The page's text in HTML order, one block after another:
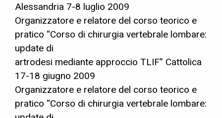
Alessandria 7-8 luglio 2009
Organizzatore e relatore del corso teorico e
pratico “Corso di chirurgia vertebrale lombare:
update di
artrodesi mediante approccio TLIF” Cattolica
17-18 giugno 2009
Organizzatore e relatore del corso teorico e
pratico “Corso di chirurgia vertebrale lombare: